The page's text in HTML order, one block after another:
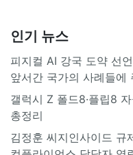
인기 뉴스
피지컬 AI 강국 도약 선
앞서간 국가의 사례들에
갤럭시 Z 폴드8·플립8
총정리
김정훈 씨지인사이드 규